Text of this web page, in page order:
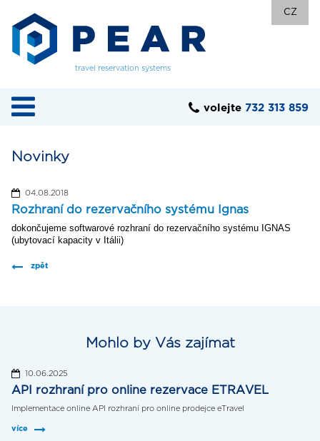
travel reservation systems
CZ
volejte 732 313 859
Novinky
04.08.2018
Rozhraní do rezervačního systému Ignas
dokončujeme softwarové rozhraní do rezervačního systému IGNAS
(ubytovací kapacity v Itálii)
zpět
Mohlo by Vás zajímat
10.06.2025
API rozhraní pro online rezervace ETRAVEL
Implementace online API rozhraní pro online prodejce eTravel
více